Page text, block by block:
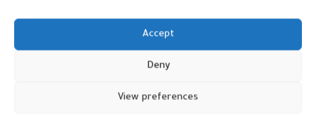
Accept
Deny
View preferences
روميو لحود في ذمة الله
أخبار